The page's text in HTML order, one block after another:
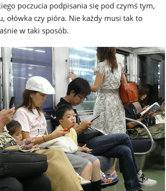
poczucia podpisania się pod czymś tym,
ołówka czy pióra. Nie każdy musi tak to
w taki sposób.